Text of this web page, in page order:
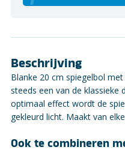
Beschrijving
Blanke 20 cm spiegelbol
steeds een van de klassieke
optimaal effect wordt de
gekleurd licht. Maakt van
Ook te combineren